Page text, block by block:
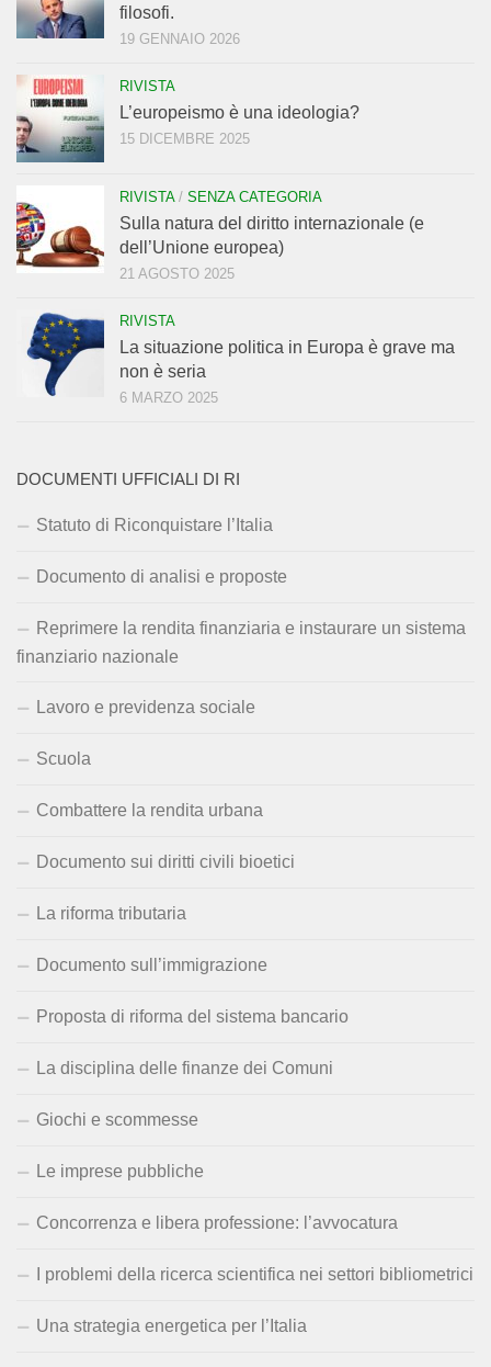
filosofi.
19 GENNAIO 2026
RIVISTA
L’europeismo è una ideologia?
15 DICEMBRE 2025
RIVISTA/ SENZA CATEGORIA
Sulla natura del diritto internazionale (e
dell’Unione europea)
21 AGOSTO 2025
RIVISTA
La situazione politica in Europa è grave ma
non è seria
6 MARZO 2025
DOCUMENTI UFFICIALI DI RI
Statuto di Riconquistare l’Italia
Documento di analisi e proposte
Reprimere la rendita finanziaria e instaurare un sistema
finanziario nazionale
Lavoro e previdenza sociale
Scuola
Combattere la rendita urbana
Documento sui diritti civili bioetici
La riforma tributaria
Documento sull’immigrazione
Proposta di riforma del sistema bancario
La disciplina delle finanze dei Comuni
Giochi e scommesse
Le imprese pubbliche
Concorrenza e libera professione: l’avvocatura
I problemi della ricerca scientifica nei settori bibliometrici
Una strategia energetica per l’Italia